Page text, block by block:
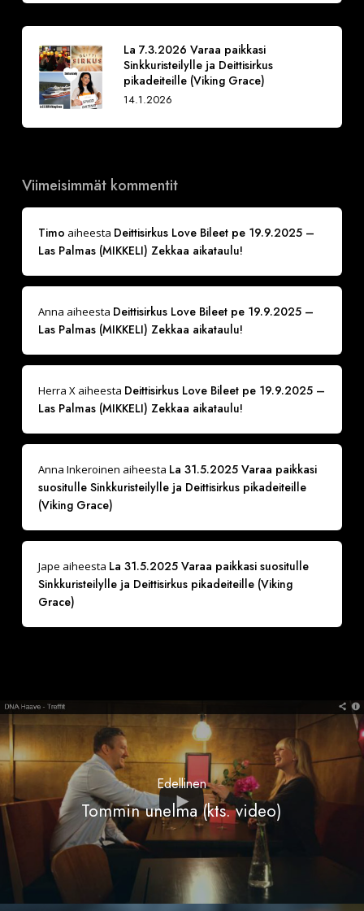
La 7.3.2026 Varaa paikkasi
Sinkkuristeilylle ja Deittisirkus
pikadeiteille (Viking Grace)
14.1.2026
Viimeisimmät kommentit
Timo aiheesta Deittisirkus Love Bileet pe 19.9.2025 –
Las Palmas (MIKKELI) Zekkaa aikataulu!
Anna aiheesta Deittisirkus Love Bileet pe 19.9.2025 –
Las Palmas (MIKKELI) Zekkaa aikataulu!
Herra Xaiheesta Deittisirkus Love Bileet pe 19.9.2025 –
Las Palmas (MIKKELI) Zekkaa aikataulu!
Anna Inkeroinen aiheesta La 31.5.2025 Varaa paikkasi
suositulle Sinkkuristeilylle ja Deittisirkus pikadeiteille
(Viking Grace)
Jape aiheesta La 31.5.2025 Varaa paikkasi suositulle
Sinkkuristeilylle ja Deittisirkus pikadeiteille (Viking
Grace)
Edellinen
Tommin unelma (kts. video)